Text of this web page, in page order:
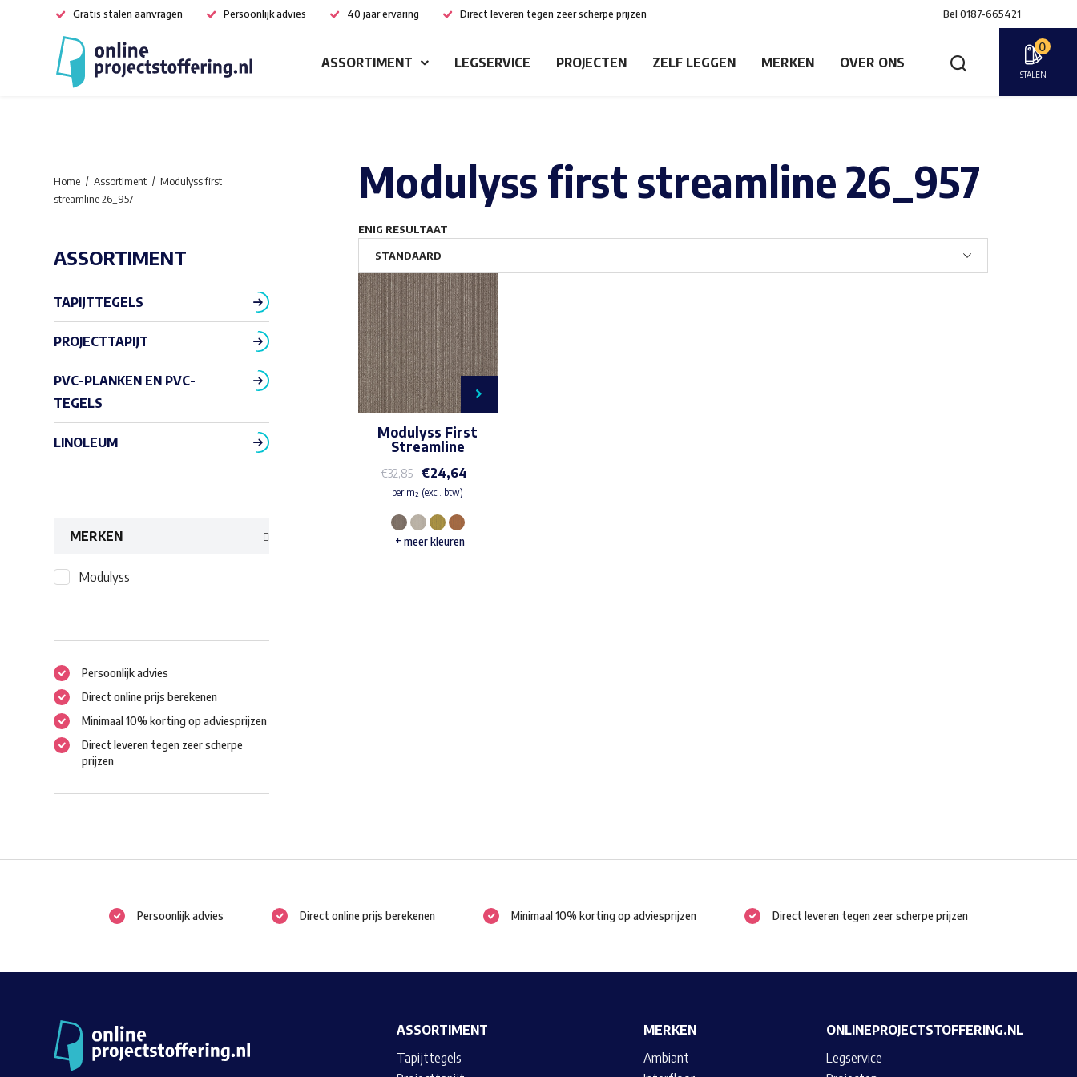
Gratis stalen aanvragen Persoonlijk advies 40 jaar ervaring Direct leveren tegen zeer scherpe prijzen Bel 0187-665421
ASSORTIMENT LEGSERVICE PROJECTEN ZELF LEGGEN MERKEN OVER ONS
0
STALEN
Modulyss first streamline 26_957
ENIG RESULTAAT
Modulyss First
Streamline
€32,85 €24,64
per m² (excl. btw)
Dit
+ meer kleuren
Home Assortiment
Modulyss first
streamline 26_957
ASSORTIMENT
TAPIJTTEGELS
PROJECTTAPIJT
PVC-PLANKEN EN PVC-
TEGELS
LINOLEUM
MERKEN
Modulyss
Persoonlijk advies
Direct online prijs berekenen
Minimaal 10% korting op adviesprijzen
Direct leveren tegen zeer scherpe
prijzen
Persoonlijk advies Direct online prijs berekenen Minimaal 10% korting op adviesprijzen Direct leveren tegen zeer scherpe prijzen
ASSORTIMENT
Tapijttegels
MERKEN
Ambiant
ONLINEPROJECTSTOFFERING.NL
Legservice